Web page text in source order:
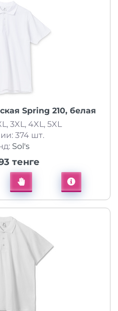
Spring 210, белая
3XL, 4XL, 5XL
374 шт.
Sol's
тенге